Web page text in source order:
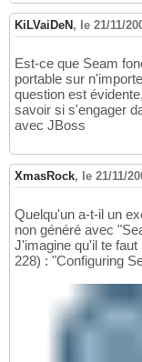
KiLVaiDeN , le 21/11/
Est-ce que Seam
portable sur
question est
savoir si s'engager
avec JBoss
XmasRock, le 21/11/
Quelqu'un a-t-il un
non généré avec
J'imagine qu'il te
228) : "Configuring